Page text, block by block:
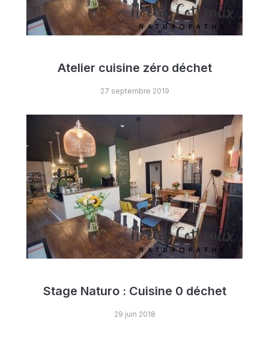
Atelier cuisine zéro déchet
27 septembre 2019
Stage Naturo : Cuisine 0 déchet
29 juin 2018